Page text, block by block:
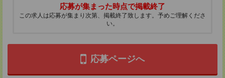
応募が集まった時点で掲載終了
この求人は応募が集まり次第、掲載終了致します。予めご理解くださ
い。
応募ページへ